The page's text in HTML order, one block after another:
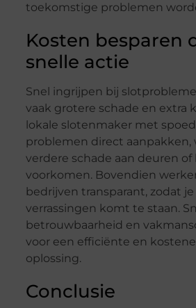
toekomstige problemen
Kosten besparen
snelle actie
Snel ingrijpen bij
vaak grotere schade en extra
lokale slotenmaker met
problemen direct aanpakken,
verdere schade aan deuren
voorkomen. Bovendien
bedrijven transparant, zodat
verrassingen komt te staan.
betrouwbaarheid en
voor een efficiënte en
oplossing.
Conclusie